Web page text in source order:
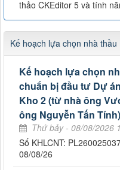
thảo CKEditor 5 và tính
Kế hoạch lựa chọn nhà thầu
Kế hoạch lựa chọn
chuẩn bị đầu tư Dự
Kho 2 (từ nhà ông
ông Nguyễn Tấn
Thứ bảy - 08/08/2026
Số KHLCNT:
08/08/26